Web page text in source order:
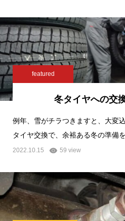
featured
冬タイヤへの交
例年、雪がチラつきますと、大変
タイヤ交換で、余裕ある冬の準備
2022.10.15 59 view